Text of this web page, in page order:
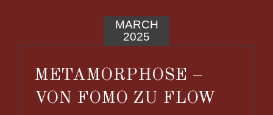
MARCH
2025
METAMORPHOSE –
VON FOMO ZU FLOW